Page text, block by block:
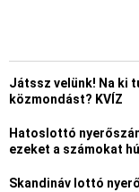
Játssz velünk! Na ki
közmondást? KVÍZ
Hatoslottó
ezeket a számokat
Skandináv lottó